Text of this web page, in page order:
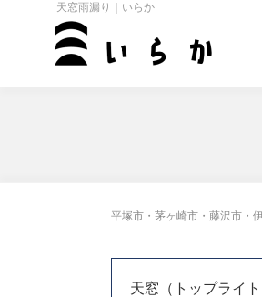
天窓雨漏り｜いらか
平塚市・茅ヶ崎市・藤沢市・
天窓（トップライ